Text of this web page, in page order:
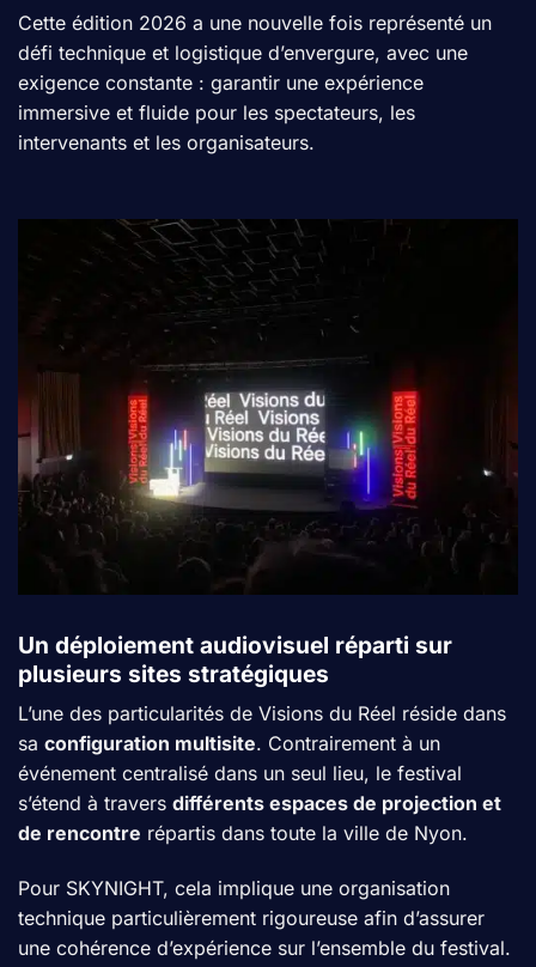
Cette édition 2026 a une nouvelle fois représenté un
défi technique et logistique d’envergure, avec une
exigence constante : garantir une expérience
immersive et fluide pour les spectateurs, les
intervenants et les organisateurs.
Un déploiement audiovisuel réparti sur
plusieurs sites stratégiques
L’une des particularités de Visions du Réel réside dans
sa configuration multisite. Contrairement à un
événement centralisé dans un seul lieu, le festival
s’étend à travers différents espaces de projection et
de rencontre répartis dans toute la ville de Nyon.
Pour SKYNIGHT, cela implique une organisation
technique particulièrement rigoureuse afin d’assurer
une cohérence d’expérience sur l’ensemble du festival.